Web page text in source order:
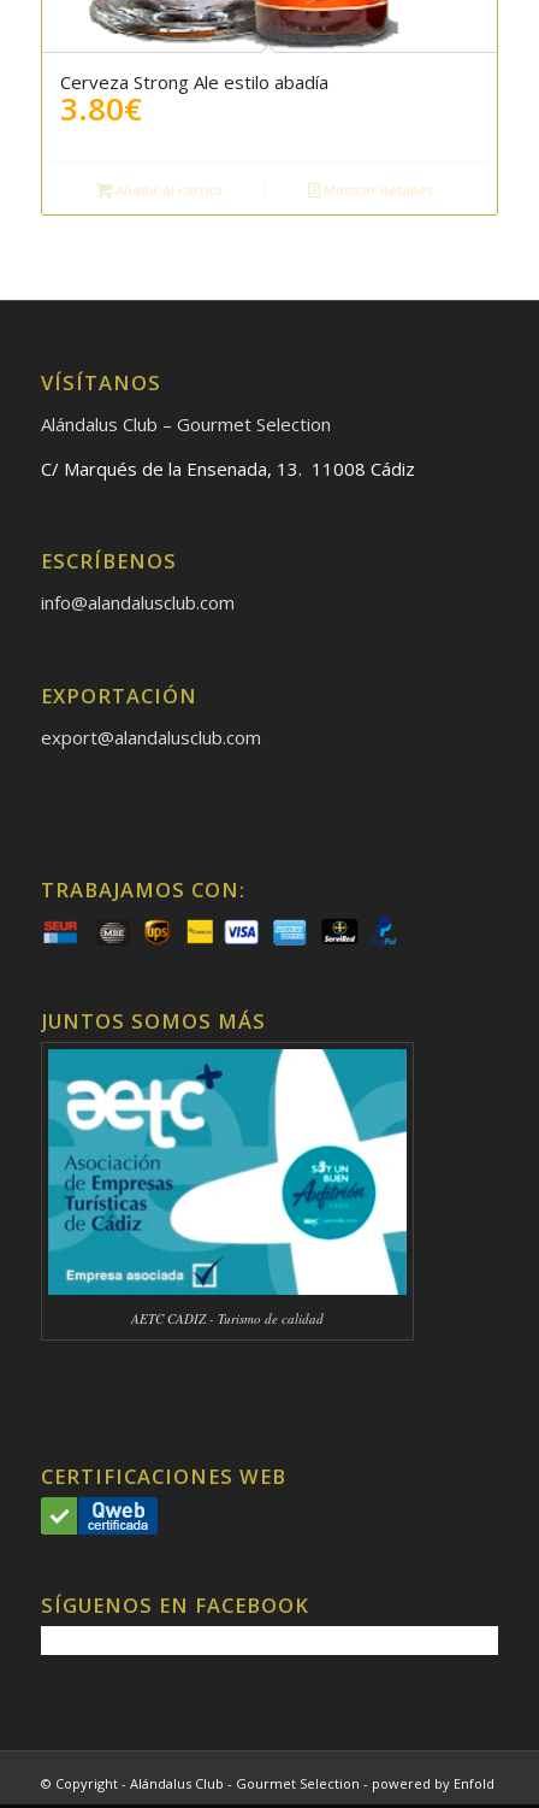
Cerveza Strong Ale estilo abadía
3.80€
Añadir al carrito Mostrar detalles
VÍSÍTANOS
Alándalus Club – Gourmet Selection
C/ Marqués de la Ensenada, 13. 11008 Cádiz
ESCRÍBENOS
info@alandalusclub.com
EXPORTACIÓN
export@alandalusclub.com
TRABAJAMOS CON:
JUNTOS SOMOS MÁS
AETC CADIZ - Turismo de calidad
CERTIFICACIONES WEB
SÍGUENOS EN FACEBOOK
© Copyright - Alándalus Club - Gourmet Selection - powered by Enfold